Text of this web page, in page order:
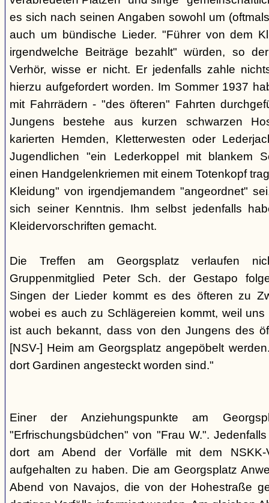
es sich nach seinen Angaben sowohl um
auch um bündische Lieder. "Führer von dem
irgendwelche Beiträge bezahlt" würden, so
Verhör, wisse er nicht. Er jedenfalls zahle
hierzu aufgefordert worden. Im Sommer 1937
mit Fahrrädern - "des öfteren" Fahrten
Jungens bestehe aus kurzen schwarzen
karierten Hemden, Kletterwesten oder
Jugendlichen "ein Lederkoppel mit blankem
einen Handgelenkriemen mit einem Totenkopf
Kleidung" von irgendjemandem "angeordnet"
sich seiner Kenntnis. Ihm selbst jedenfalls
Kleidervorschriften gemacht.
Die Treffen am Georgsplatz verlaufen
Gruppenmitglied Peter Sch. der Gestapo
Singen der Lieder kommt es des öfteren zu
wobei es auch zu Schlägereien kommt, weil
ist auch bekannt, dass von den Jungens des
[NSV-] Heim am Georgsplatz angepöbelt
dort Gardinen angesteckt worden sind."
Einer der Anziehungspunkte am
"Erfrischungsbüdchen" von "Frau W.".
dort am Abend der Vorfälle mit dem NSKK-
aufgehalten zu haben. Die am Georgsplatz
Abend von Navajos, die von der Hohestraße